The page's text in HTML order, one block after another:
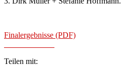
Finalergebnisse (PDF)
Teilen mit: